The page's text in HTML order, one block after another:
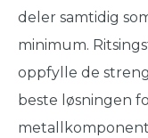
deler samtidig
minimum.
oppfylle de
beste løsningen